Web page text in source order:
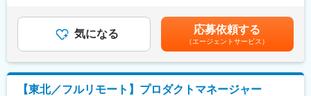
ご予約の上ご来店されたお客様へのヒアリング
住宅購入の目的・希望条件・ご予算の整理
住宅購入の進め方のご案内
お客様に合ったハウスメーカー・工務店・新築マンション会社の
ご紹介
＜クライアント対応＞
◇主に既存顧客への深耕型の営業
＜具体的には＞
・担当のクライアント数は約20大学
・新規/既存の割合：入社時5：5／2年後3：7／3年後2：8
・新規開拓よりも、既存顧客の取引金額を大きくしていく深耕型
の営業
無＞有＜残業手当＞有＜給与補足＞※経験、能力を考慮の上、詳細
は面談に決定致します。■昇給査定：年2回（4月、10月）■その他
固定手当：15時間分の深夜残業手当として支給。※超過分は追加
支給。賃金はあくまでも目安の金額であり、選考を通じて上下す
る可能性があります。月給(月額)は固定手当を含めた表記です。
気になる 応募依頼する
（エージェントサービス）
【東北／フルリモート】プロダクトマネージャー